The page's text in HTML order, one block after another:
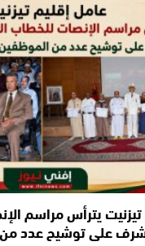
يترأس مراسم
على توشيح عدد